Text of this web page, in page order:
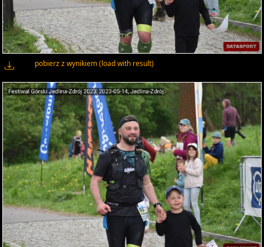
pobierz z wynikiem (load with result)